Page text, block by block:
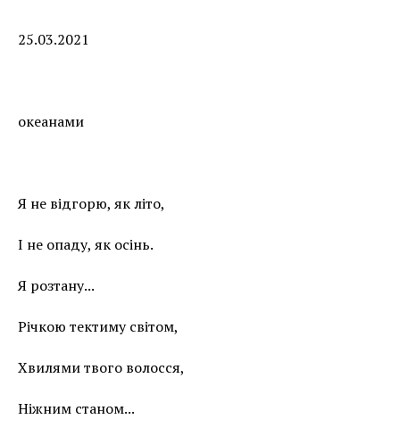
25.03.2021
океанами
Я не відгорю, як літо,
І не опаду, як осінь.
Я розтану...
Річкою тектиму світом,
Хвилями твого волосся,
Ніжним станом...